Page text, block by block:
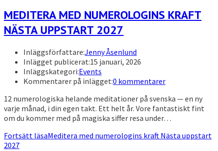
MEDITERA MED NUMEROLOGINS KRAFT
NÄSTA UPPSTART 2027
Inläggsförfattare:Jenny Åsenlund
Inlägget publicerat:15 januari, 2026
Inläggskategori:Events
Kommentarer på inlägget:0 kommentarer
12 numerologiska helande meditationer på svenska — en ny
varje månad, i din egen takt. Ett helt år. Vore fantastiskt fint
om du kommer med på magiska siffer resa under…
Fortsätt läsaMeditera med numerologins kraft Nästa uppstart
2027